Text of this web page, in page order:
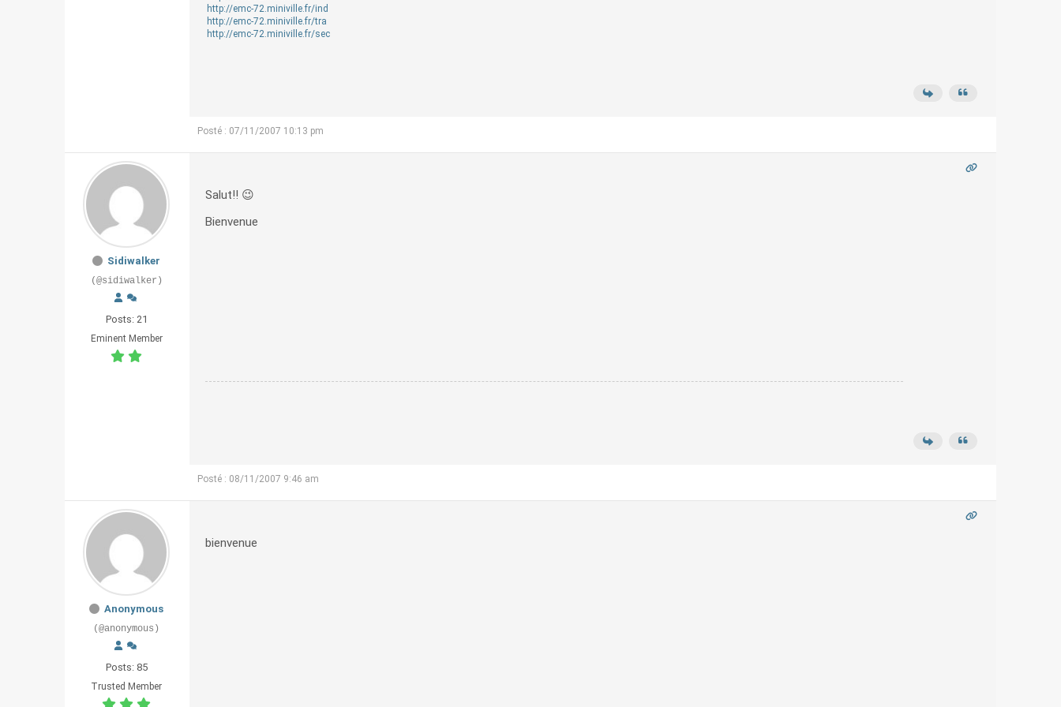
http://emc-72.miniville.fr/ind
http://emc-72.miniville.fr/tra
http://emc-72.miniville.fr/sec
Posté : 07/11/2007 10:13 pm
Sidiwalker
(@sidiwalker)
Posts: 21
Eminent Member
Salut!! 😉
Bienvenue
Posté : 08/11/2007 9:46 am
Anonymous
(@anonymous)
Posts: 85
Trusted Member
bienvenue